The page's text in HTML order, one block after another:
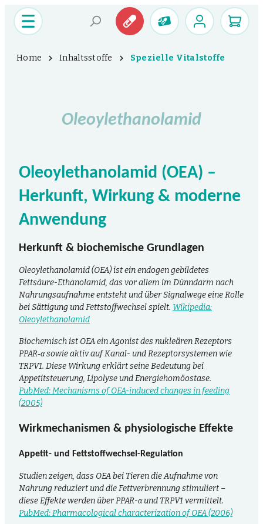
Home Inhaltsstoffe Spezielle Vitalstoffe
Oleoylethanolamid
Oleoylethanolamid (OEA) –
Herkunft, Wirkung & moderne
Anwendung
Herkunft & biochemische Grundlagen
Oleoylethanolamid (OEA) ist ein endogen gebildetes
Fettsäure-Ethanolamid, das vor allem im Dünndarm nach
Nahrungsaufnahme entsteht und über Signalwege eine Rolle
bei Sättigung und Fettstoffwechsel spielt. Wikipedia:
Oleoylethanolamid
Biochemisch ist OEA ein Agonist des nukleären Rezeptors
PPAR‑α sowie aktiv auf Kanal- und Rezeptorsystemen wie
TRPV1. Diese Wirkung erklärt seine Bedeutung bei
Appetitsteuerung, Lipolyse und Energie­homöostase.
PubMed: Mechanisms of OEA-induced changes in feeding
(2005)
Wirkmechanismen & physiologische Effekte
Appetit- und Fettstoffwechsel-Regulation
Studien zeigen, dass OEA bei Tieren die Aufnahme von
Nahrung reduziert und die Fettverbrennung stimuliert –
diese Effekte werden über PPAR-α und TRPV1 vermittelt.
PubMed: Pharmacological characterization of OEA (2006)